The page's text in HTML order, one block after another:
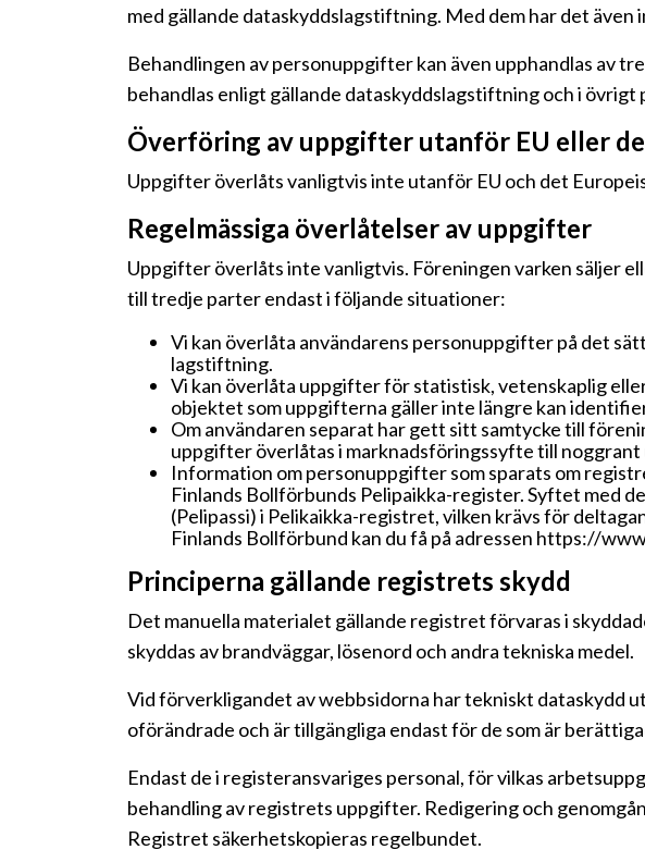
med gällande dataskyddslagstiftning. Med dem har det
Behandlingen av personuppgifter kan även upphandlas av
behandlas enligt gällande dataskyddslagstiftning och i
Överföring av uppgifter utanför EU eller
Uppgifter överlåts vanligtvis inte utanför EU och det
Regelmässiga överlåtelser av uppgifter
Uppgifter överlåts inte vanligtvis. Föreningen varken säljer
till tredje parter endast i följande situationer:
Vi kan överlåta användarens personuppgifter på det
lagstiftning.
Vi kan överlåta uppgifter för statistisk, vetenskaplig
objektet som uppgifterna gäller inte längre kan
Om användaren separat har gett sitt samtycke till
uppgifter överlåtas i marknadsföringssyfte till
Information om personuppgifter som sparats om
Finlands Bollförbunds Pelipaikka-register. Syftet med
(Pelipassi) i Pelikaikka-registret, vilken krävs för
Finlands Bollförbund kan du få på adressen https://
Principerna gällande registrets skydd
Det manuella materialet gällande registret förvaras i
skyddas av brandväggar, lösenord och andra tekniska medel.
Vid förverkligandet av webbsidorna har tekniskt dataskydd
oförändrade och är tillgängliga endast för de som är
Endast de i registeransvariges personal, för vilkas
behandling av registrets uppgifter. Redigering och
Registret säkerhetskopieras regelbundet.